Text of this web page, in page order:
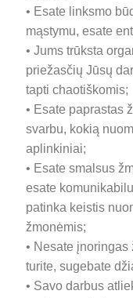
• Esate linksmo
mąstymu, esate
• Jums trūksta
priežasčių Jūsų
tapti chaotiškomis;
• Esate paprastas
svarbu, kokią
aplinkiniai;
• Esate smalsus
esate
patinka keistis
žmonėmis;
• Nesate įnoringas
turite, sugebate
• Savo darbus